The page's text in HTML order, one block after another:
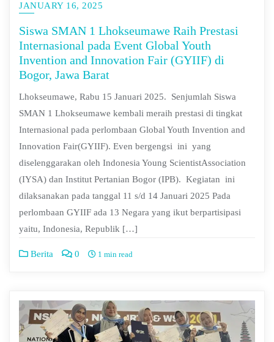
JANUARY 16, 2025
Siswa SMAN 1 Lhokseumawe Raih Prestasi
Internasional pada Event Global Youth
Invention and Innovation Fair (GYIIF) di
Bogor, Jawa Barat
Lhokseumawe, Rabu 15 Januari 2025. Senjumlah Siswa
SMAN 1 Lhokseumawe kembali meraih prestasi di tingkat
Internasional pada perlombaan Global Youth Invention and
Innovation Fair(GYIIF). Even bergengsi ini yang
diselenggarakan oleh Indonesia Young ScientistAssociation
(IYSA) dan Institut Pertanian Bogor (IPB). Kegiatan ini
dilaksanakan pada tanggal 11 s/d 14 Januari 2025 Pada
perlombaan GYIIF ada 13 Negara yang ikut berpartisipasi
yaitu, Indonesia, Republik […]
Berita 0 1 min read